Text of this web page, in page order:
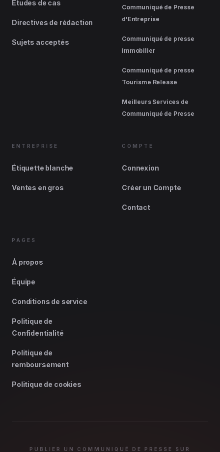
Études de cas
Directives de rédaction
Sujets acceptés
Communiqué de Presse
d'Entreprise
Communiqué de presse
immobilier
Communiqué de presse
Tourisme Release
Meilleurs Services de
Communiqué de Presse
ENTREPRISE
Étiquette blanche
Ventes en gros
COMPTE
Connexion
Créer un Compte
Contact
PAGES
À propos
Équipe
Conditions de service
Politique de
Confidentialité
Politique de
remboursement
Politique de cookies
PUBLIER UN COMMUNIQUÉ DE PRESSE SUR